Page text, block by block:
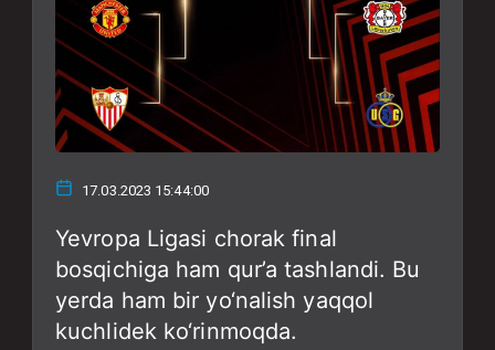
17.03.2023 15:44:00
Yevropa Ligasi chorak final
bosqichiga ham qur’a tashlandi. Bu
yerda ham bir yo‘nalish yaqqol
kuchlidek ko‘rinmoqda.